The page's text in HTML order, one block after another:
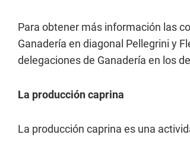
Para obtener más información las
Ganadería en diagonal Pellegrini y
delegaciones de Ganadería en los
La producción caprina
La producción caprina es una